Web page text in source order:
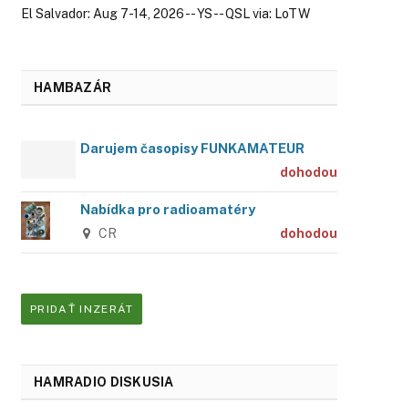
El Salvador: Aug 7-14, 2026 -- YS -- QSL via: LoTW
HAMBAZÁR
Darujem časopisy FUNKAMATEUR
dohodou
Nabídka pro radioamatéry
CR dohodou
PRIDAŤ INZERÁT
HAMRADIO DISKUSIA